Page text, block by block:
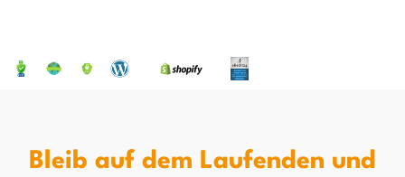
Bleib auf dem Laufenden und